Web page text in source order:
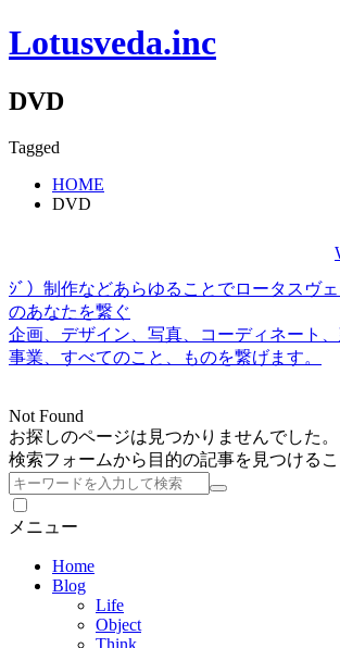
Lotusveda.inc
DVD
Tagged
HOME
DVD
ｼﾞ）制作などあらゆることでロータスヴ
のあなたを繋ぐ
企画、デザイン、写真、コーディネート
事業、すべてのこと、ものを繋げます。
Not Found
お探しのページは見つかりませんでした。
検索フォームから目的の記事を見つけるこ
検
索
メニュー
Home
Blog
Life
Object
Think